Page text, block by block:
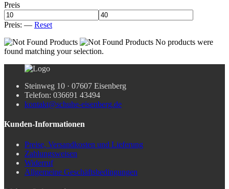
Preis
Preis: — Reset
No products were
found matching your selection.
Steinweg 10 · 07607 Eisenberg
Telefon: 036691 43494
kontakt@schuhe-eisenberg.de
Kunden-Informationen
Preise, Versandkosten und Lieferung
Zahlungsweisen
Widerruf
Allgemeine Geschäftsbedingungen